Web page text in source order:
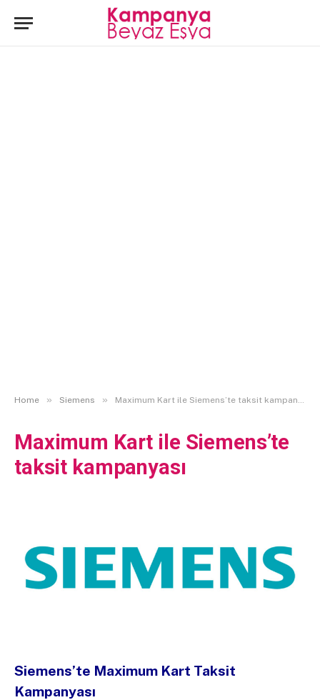
Home » Siemens » Maximum Kart ile Siemens’te taksit kampanyası
Maximum Kart ile Siemens’te
taksit kampanyası
Siemens’te Maximum Kart Taksit
Kampanyası